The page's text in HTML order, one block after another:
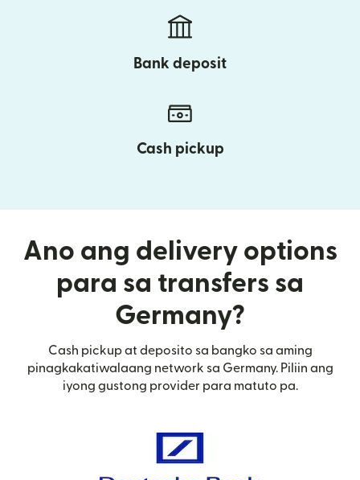
Bank deposit
Cash pickup
Ano ang delivery options
para sa transfers sa
Germany?
Cash pickup at deposito sa bangko sa aming
pinagkakatiwalaang network sa Germany. Piliin ang
iyong gustong provider para matuto pa.